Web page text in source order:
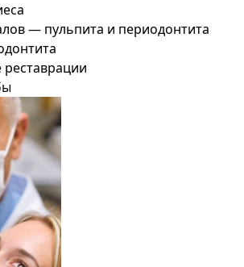
— пульпита и периодонтита
реставрации